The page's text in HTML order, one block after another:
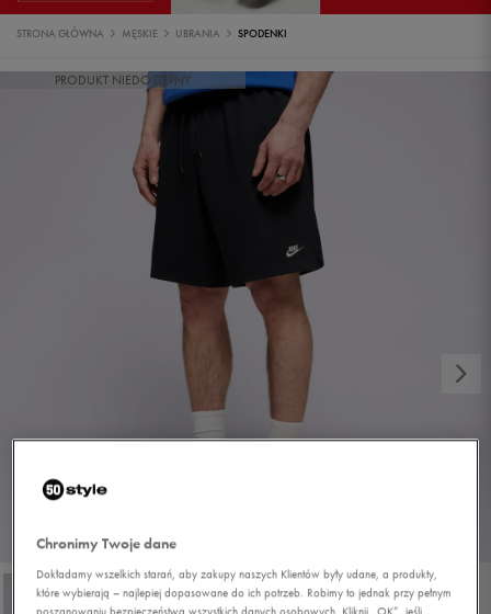
STRONA GŁÓWNA MĘSKIE UBRANIA SPODENKI
PRODUKT NIEDOSTĘPNY
Chronimy Twoje dane
Dokładamy wszelkich starań, aby zakupy naszych Klientów były udane, a produkty,
które wybierają – najlepiej dopasowane do ich potrzeb. Robimy to jednak przy pełnym
poszanowaniu bezpieczeństwa wszystkich danych osobowych. Kliknij „OK”, jeśli